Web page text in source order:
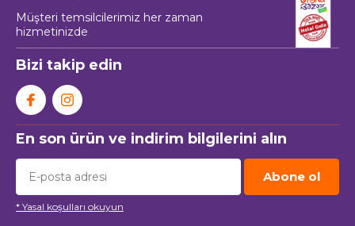
Müşteri temsilcilerimiz her zaman
hizmetinizde
Bizi takip edin
En son ürün ve indirim bilgilerini alın
Abone ol
* Yasal koşulları okuyun